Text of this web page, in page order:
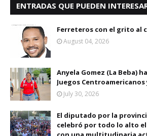
ENTRADAS QUE PUEDEN
Ferreteros con el grito al
August 04, 2026
Anyela Gomez (La Beba)
Juegos Centroamericanos
July 30, 2026
El diputado por la
celebró por todo lo alto el